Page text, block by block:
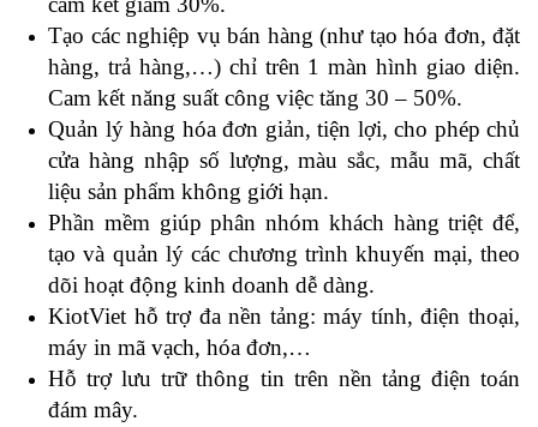
Tạo các nghiệp vụ bán hàng (như tạo hóa đơn, đặt
hàng, trả hàng,…) chỉ trên 1 màn hình giao diện.
Cam kết năng suất công việc tăng 30 – 50%.
Quản lý hàng hóa đơn giản, tiện lợi, cho phép chủ
cửa hàng nhập số lượng, màu sắc, mẫu mã, chất
liệu sản phẩm không giới hạn.
Phần mềm giúp phân nhóm khách hàng triệt để,
tạo và quản lý các chương trình khuyến mại, theo
dõi hoạt động kinh doanh dễ dàng.
KiotViet hỗ trợ đa nền tảng: máy tính, điện thoại,
máy in mã vạch, hóa đơn,…
Hỗ trợ lưu trữ thông tin trên nền tảng điện toán
đám mây.